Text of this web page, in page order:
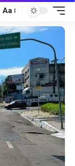
Aa